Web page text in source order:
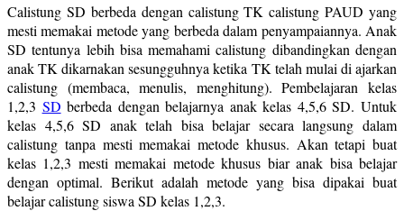
Calistung SD berbeda dengan calistung TK calistung PAUD yang
mesti memakai metode yang berbeda dalam penyampaiannya. Anak
SD tentunya lebih bisa memahami calistung dibandingkan dengan
anak TK dikarnakan sesungguhnya ketika TK telah mulai di ajarkan
calistung (membaca, menulis, menghitung). Pembelajaran kelas
1,2,3 SD berbeda dengan belajarnya anak kelas 4,5,6 SD. Untuk
kelas 4,5,6 SD anak telah bisa belajar secara langsung dalam
calistung tanpa mesti memakai metode khusus. Akan tetapi buat
kelas 1,2,3 mesti memakai metode khusus biar anak bisa belajar
dengan optimal. Berikut adalah metode yang bisa dipakai buat
belajar calistung siswa SD kelas 1,2,3.